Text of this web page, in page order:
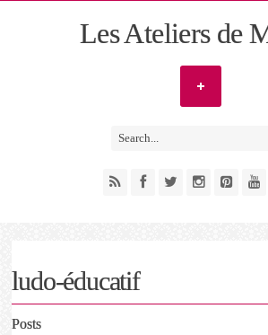
Les Ateliers de
ludo-éducatif
Posts